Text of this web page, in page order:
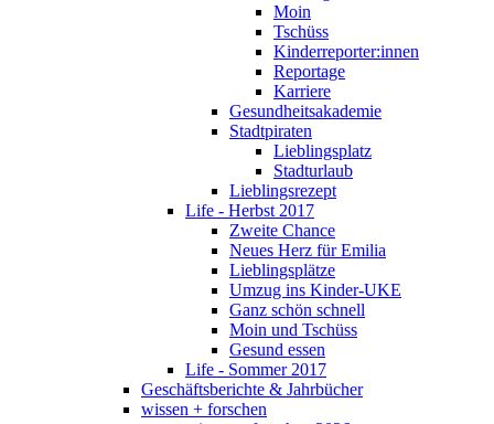
Moin
Tschüss
Kinderreporter:innen
Reportage
Karriere
Gesundheitsakademie
Stadtpiraten
Lieblingsplatz
Stadturlaub
Lieblingsrezept
Life - Herbst 2017
Zweite Chance
Neues Herz für Emilia
Lieblingsplätze
Umzug ins Kinder-UKE
Ganz schön schnell
Moin und Tschüss
Gesund essen
Life - Sommer 2017
Geschäftsberichte & Jahrbücher
wissen + forschen